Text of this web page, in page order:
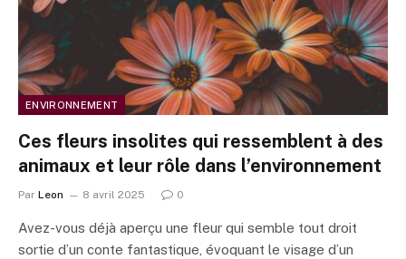
ENVIRONNEMENT
Ces fleurs insolites qui ressemblent à des
animaux et leur rôle dans l’environnement
Par Leon 8 avril 2025 0
Avez-vous déjà aperçu une fleur qui semble tout droit
sortie d’un conte fantastique, évoquant le visage d’un